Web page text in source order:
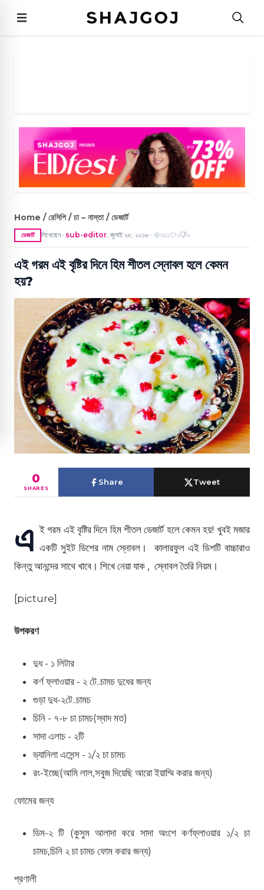
Home / রেসিপি / চা – নাস্তা / ডেজার্ট
ডেজার্ট লিখেছেন ● sub-editor, জুলাই ২৮, ২০১৬ ● ৩১১ ১ ০
এই গরম এই বৃষ্টির দিনে হিম শীতল স্নোবল হলে কেমন
হয়?
0
SHARES
Share Tweet
এ ই গরম এই বৃষ্টির দিনে হিম শীতল ডেজার্ট হলে কেমন হয়! খুবই মজার
একটি সুইট ডিশের নাম স্নোবল। কালারফুল এই ডিশটি বাচ্চারাও
কিন্তু আনন্দের সাথে খাবে। শিখে নেয়া যাক , স্নোবল তৈরি নিয়ম।
[picture]
উপকরণ
দুধ - ১ লিটার
কর্ণ ফ্লাওয়ার - ২ টে..চামচ দুধের জন্য
গুড়া দুধ-২টে..চামচ
চিনি - ৭-৮ চা চামচ(স্বাদ মত)
সাদা এলাচ - ২টি
ভ্যানিলা এসেন্স - ১/২ চা চামচ
রং-ইচ্ছে(আমি লাল,সবুজ দিয়েছি আরো ইয়াম্মি করার জন্য)
ফোমের জন্য
ডিম-২ টি (কুসুম আলাদা করে সাদা অংশে কর্ণফ্লাওয়ার ১/২ চা
চামচ,চিনি ২ চা চামচ ফোম করার জন্য)
প্রণালী